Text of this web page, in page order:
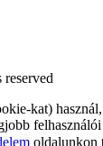
kat)
oldalunkon